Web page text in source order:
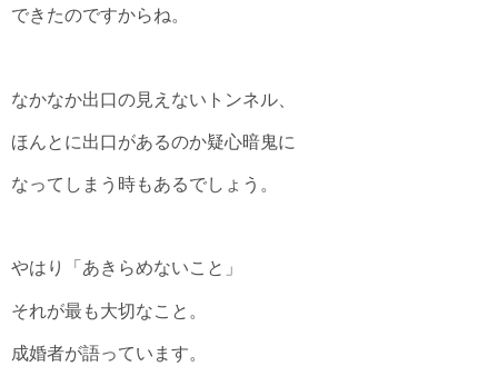
できたのですからね。
なかなか出口の見えないトンネル、
ほんとに出口があるのか疑心暗鬼に
なってしまう時もあるでしょう。
やはり「あきらめないこと」
それが最も大切なこと。
成婚者が語っています。